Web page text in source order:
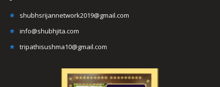
shubhsrijannetwork2019@gmail.com
info@shubhjita.com
tripathisushma10@gmail.com